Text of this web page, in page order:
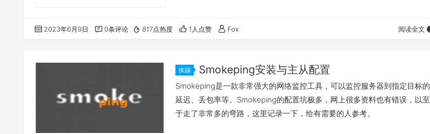
2023年6月9日 0条评论 817点热度 1人点赞 Fox 阅读全文
挨踢 Smokeping安装与主从配置
Smokeping是一款非常强大的网络监控工具，可以监控服务器到指定目标的
延迟、丢包率等。Smokeping的配置坑极多，网上很多资料也有错误，以至
于走了非常多的弯路，这里记录一下，给有需要的人参考。